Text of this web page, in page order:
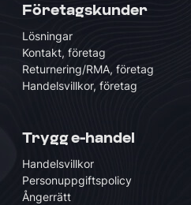
Företagskunder
Lösningar
Kontakt, företag
Returnering/RMA, företag
Handelsvillkor, företag
Trygg e-handel
Handelsvillkor
Personuppgiftspolicy
Ångerrätt